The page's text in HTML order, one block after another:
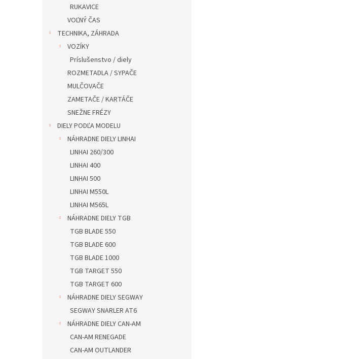
RUKAVICE
VOĽNÝ ČAS
TECHNIKA, ZÁHRADA
VOZÍKY
Príslušenstvo / diely
ROZMETADLA / SYPAČE
MULČOVAČE
ZAMETAČE / KARTÁČE
SNEŽNE FRÉZY
DIELY PODĽA MODELU
NÁHRADNE DIELY LINHAI
LINHAI 260/300
LINHAI 400
LINHAI 500
LINHAI M550L
LINHAI M565L
NÁHRADNE DIELY TGB
TGB BLADE 550
TGB BLADE 600
TGB BLADE 1000
TGB TARGET 550
TGB TARGET 600
NÁHRADNE DIELY SEGWAY
SEGWAY SNARLER AT6
NÁHRADNE DIELY CAN-AM
CAN-AM RENEGADE
CAN-AM OUTLANDER